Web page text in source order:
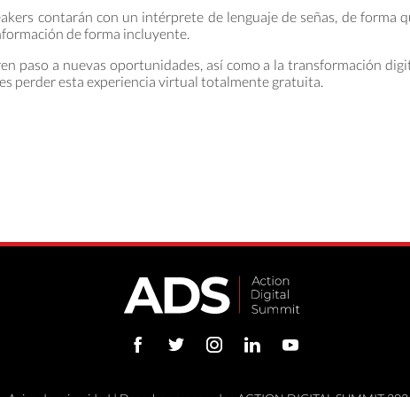
contarán con un intérprete de lenguaje de señas, de forma
de forma incluyente.
paso a nuevas oportunidades, así como a la transformación
perder esta experiencia virtual totalmente gratuita.